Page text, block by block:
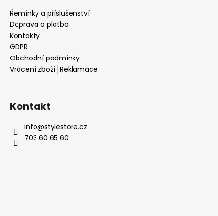
Řemínky a příslušenství
Doprava a platba
Kontakty
GDPR
Obchodní podmínky
Vrácení zboží│Reklamace
Kontakt
info@stylestore.cz
703 60 65 60